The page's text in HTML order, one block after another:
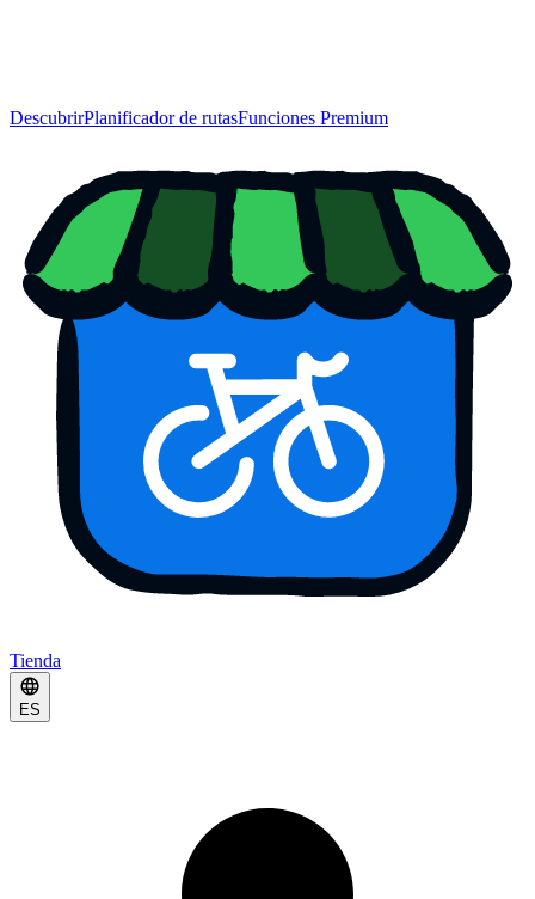
DescubrirPlanificador de rutasFunciones Premium
Tienda
ES